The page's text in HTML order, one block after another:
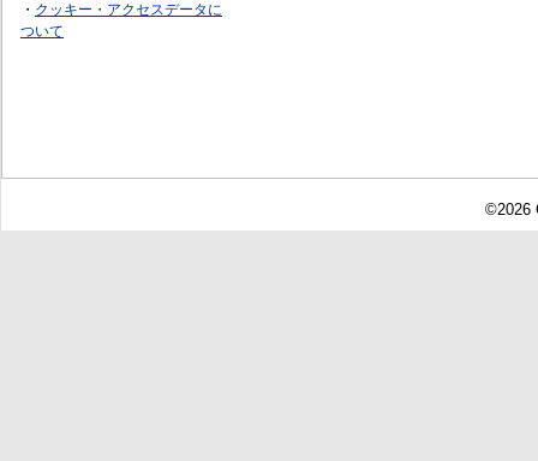
・ クッキー・アクセスデータに
ついて
©2026